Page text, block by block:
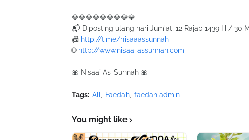
💎💎💎💎💎💎💎💎💎
📬 Diposting ulang hari Jum'at, 12 Rajab 1439 H / 30
📠 http://t.me/nisaaassunnah
🌐 http://www.nisaa-assunnah.com
🎀 Nisaa` As-Sunnah 🎀
Tags: All Faedah faedah admin
You might like